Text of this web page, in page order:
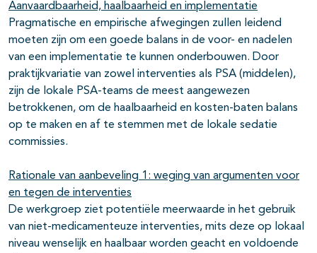
Aanvaardbaarheid, haalbaarheid en implementatie
Pragmatische en empirische afwegingen zullen leidend
moeten zijn om een goede balans in de voor- en nadelen
van een implementatie te kunnen onderbouwen. Door
praktijkvariatie van zowel interventies als PSA (middelen),
zijn de lokale PSA-teams de meest aangewezen
betrokkenen, om de haalbaarheid en kosten-baten balans
op te maken en af te stemmen met de lokale sedatie
commissies.
Rationale van aanbeveling 1: weging van argumenten voor
en tegen de interventies
De werkgroep ziet potentiële meerwaarde in het gebruik
van niet-medicamenteuze interventies, mits deze op lokaal
niveau wenselijk en haalbaar worden geacht en voldoende